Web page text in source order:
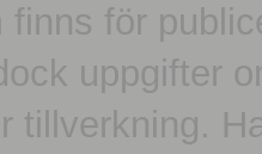
finns för
uppgifter
tillverkning.